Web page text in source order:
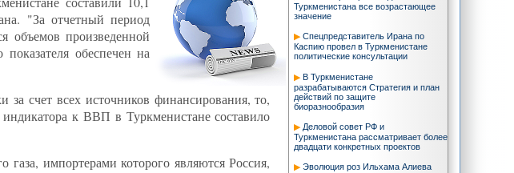
Туркменистана все возрастающее
значение
Спецпредставитель Ирана по
Каспию провел в Туркменистане
политические консультации
В Туркменистане
разрабатываются Стратегия и план
действий по защите
биоразнообразия
Деловой совет РФ и
Туркменистана рассматривает более
двадцати конкретных проектов
Эволюция роз Ильхама Алиева
"За отчетный период
объемов произведенной
обеспечен на
за счет всех источников финансирования, то,
к ВВП в Туркменистане составило
импортерами которого являются Россия,